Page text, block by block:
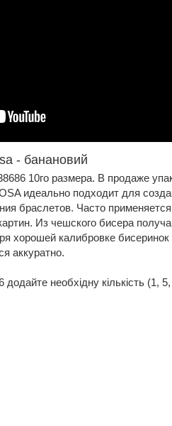
- банановий
10го размера. В продаже
идеально подходит для
браслетов. Часто
Из чешского бисера
хорошей калибровке бисеринок
аккуратно.
необхідну кількість (1,